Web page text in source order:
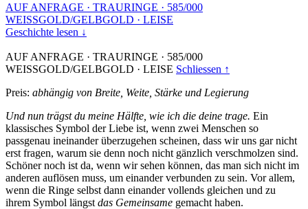
AUF ANFRAGE · TRAURINGE · 585/000
WEISSGOLD/GELBGOLD · LEISE
Geschichte lesen ↓
AUF ANFRAGE · TRAURINGE · 585/000
WEISSGOLD/GELBGOLD · LEISE Schliessen ↑
Preis: abhängig von Breite, Weite, Stärke und Legierung
Und nun trägst du meine Hälfte, wie ich die deine trage. Ein
klassisches Symbol der Liebe ist, wenn zwei Menschen so
passgenau ineinander überzugehen scheinen, dass wir uns gar nicht
erst fragen, warum sie denn noch nicht gänzlich verschmolzen sind.
Schöner noch ist da, wenn wir sehen können, das man sich nicht im
anderen auflösen muss, um einander verbunden zu sein. Vor allem,
wenn die Ringe selbst dann einander vollends gleichen und zu
ihrem Symbol längst das Gemeinsame gemacht haben.